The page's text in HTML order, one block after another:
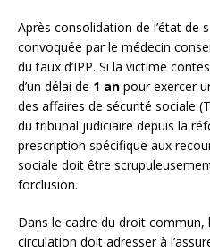
Après consolidation de l’état de
convoquée par le médecin
du taux d’IPP. Si la victime
d’un délai de 1 an pour exercer
des affaires de sécurité sociale
du tribunal judiciaire depuis la
prescription spécifique aux
sociale doit être
forclusion.
Dans le cadre du droit commun,
circulation doit adresser à